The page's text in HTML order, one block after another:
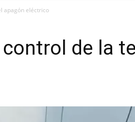
apagón eléctrico
de la